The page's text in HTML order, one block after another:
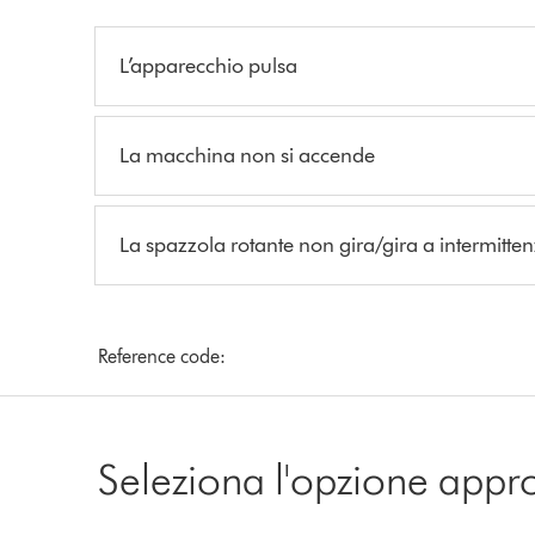
L’apparecchio pulsa
La macchina non si accende
La spazzola rotante non gira/gira a
Reference code:
Seleziona l'opzione